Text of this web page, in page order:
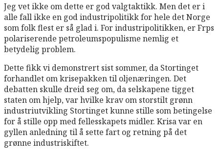
Jeg vet ikke om dette er god valgtaktikk. Men det er i
alle fall ikke en god industripolitikk for hele det Norge
som folk flest er så glad i. For industripolitikken, er Frps
polariserende petroleumspopulisme nemlig et
betydelig problem.
Dette fikk vi demonstrert sist sommer, da Stortinget
forhandlet om krisepakken til oljenæringen. Det
debatten skulle dreid seg om, da selskapene tigget
staten om hjelp, var hvilke krav om storstilt grønn
industriutvikling Stortinget kunne stille som betingelse
for å stille opp med fellesskapets midler. Krisa var en
gyllen anledning til å sette fart og retning på det
grønne industriskiftet.